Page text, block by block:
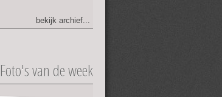
bekijk archief...
Foto's van de week